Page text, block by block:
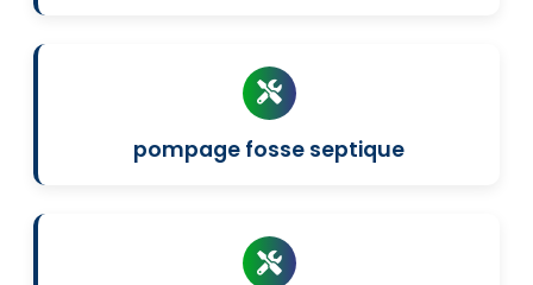
pompage fosse septique